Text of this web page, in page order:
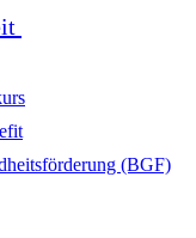
(BGF)